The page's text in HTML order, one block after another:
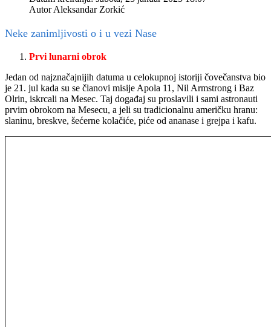
AutorAleksandar Zorkić
Neke zanimljivosti o i u vezi Nase
Prvi lunarni obrok
Jedan od najznačajnijih datuma u celokupnoj istoriji čovečanstva bio
je 21. jul kada su se članovi misije Apola 11, Nil Armstrong i Baz
Olrin, iskrcali na Mesec. Taj događaj su proslavili i sami astronauti
prvim obrokom na Mesecu, a jeli su tradicionalnu američku hranu:
slaninu, breskve, šećerne kolačiće, piće od ananase i grejpa i kafu.